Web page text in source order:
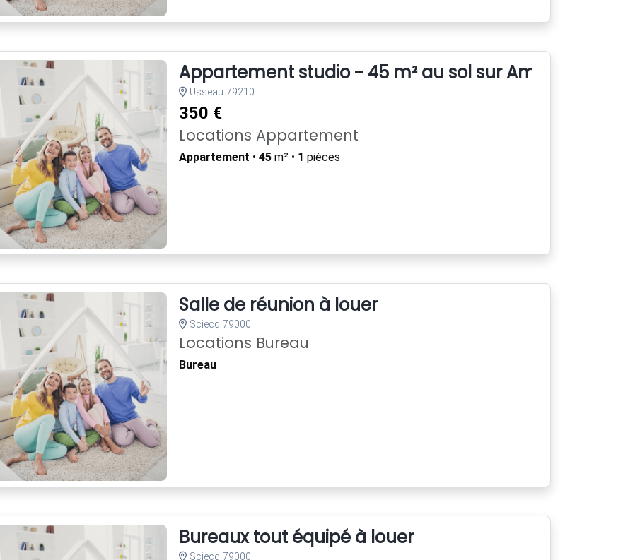
Appartement studio - 45 m² au sol sur Amiens
Usseau 79210
350 €
Locations Appartement
Appartement • 45m² • 1 pièces
Salle de réunion à louer
Sciecq 79000
Locations Bureau
Bureau
Bureaux tout équipé à louer
Sciecq 79000